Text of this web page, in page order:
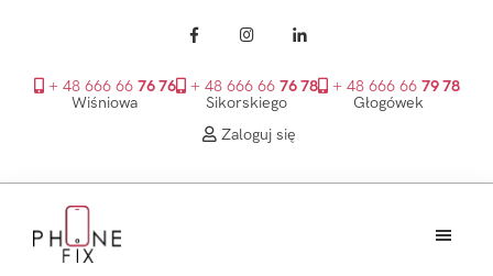
+ 48 666 66 76 76
Wiśniowa
+ 48 666 66 76 78
Sikorskiego
+ 48 666 66 79 78
Głogówek
Zaloguj się
głównego